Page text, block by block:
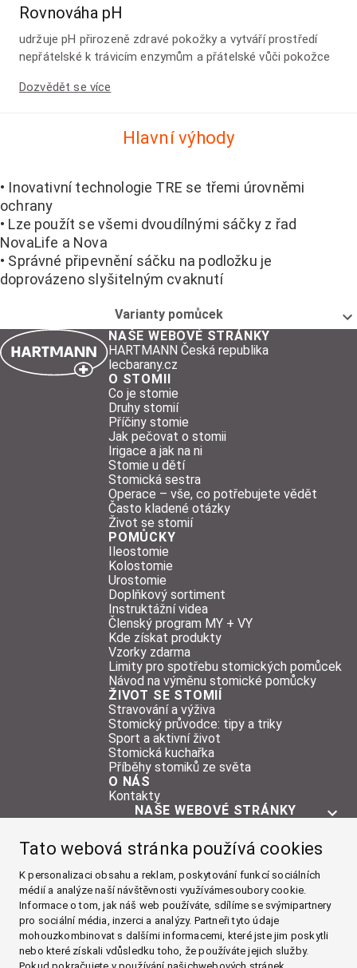
Tato webová stránka používá cookies
K personalizaci obsahu a reklam, poskytování funkcí sociálních
médií a analýze naší návštěvnosti využívámesoubory cookie.
Informace o tom, jak náš web používáte, sdílíme se svýmipartnery
pro sociální média, inzerci a analýzy. Partneři tyto údaje
mohouzkombinovat s dalšími informacemi, které jste jim poskytli
nebo které získali vdůsledku toho, že používáte jejich služby.
Rovnováha pH
udržuje pH přirozeně zdravé pokožky a vytváří prostředí
nepřátelské k trávicím enzymům a přátelské vůči pokožce
Dozvědět se více
Hlavní výhody
• Inovativní technologie TRE se třemi úrovněmi
ochrany
• Lze použít se všemi dvoudílnými sáčky z řad
NovaLife a Nova
• Správné připevnění sáčku na podložku je
doprovázeno slyšitelným cvaknutí
Varianty pomůcek
NAŠE WEBOVÉ STRÁNKY
HARTMANN Česká republika
lecbarany.cz
O STOMII
Co je stomie
Druhy stomií
Příčiny stomie
Jak pečovat o stomii
Irigace a jak na ni
Stomie u dětí
Stomická sestra
Operace – vše, co potřebujete vědět
Často kladené otázky
Život se stomií
POMŮCKY
Ileostomie
Kolostomie
Urostomie
Doplňkový sortiment
Instruktážní videa
Členský program MY + VY
Kde získat produkty
Vzorky zdarma
Limity pro spotřebu stomických pomůcek
Návod na výměnu stomické pomůcky
ŽIVOT SE STOMIÍ
Stravování a výživa
Stomický průvodce: tipy a triky
Sport a aktivní život
Stomická kuchařka
Příběhy stomiků ze světa
O NÁS
Kontakty
NAŠE WEBOVÉ STRÁNKY
POMŮCKY
ŽIVOT SE STOMIÍ
O NÁS
Facebook
Instagram